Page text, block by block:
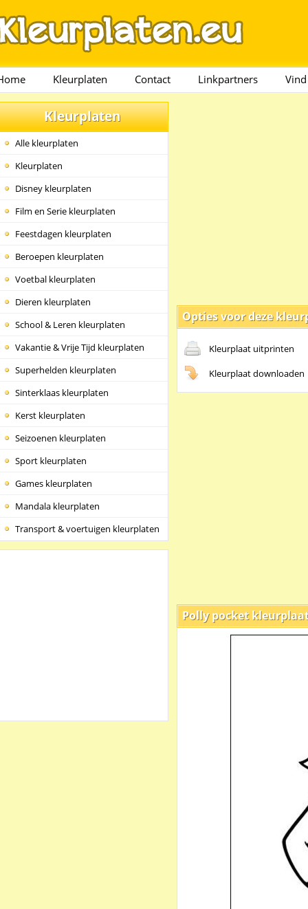
Kleurplaten Contact Linkpartners
Kleurplaten
Alle kleurplaten
Kleurplaten
Disney kleurplaten
Film en Serie kleurplaten
Feestdagen kleurplaten
Beroepen kleurplaten
Voetbal kleurplaten
Dieren kleurplaten
School & Leren kleurplaten
Vakantie & Vrije Tijd kleurplaten
Superhelden kleurplaten
Sinterklaas kleurplaten
Kerst kleurplaten
Seizoenen kleurplaten
Sport kleurplaten
Games kleurplaten
Mandala kleurplaten
Transport & voertuigen kleurplaten
Opties voor deze
Kleurplaat uitprinten
Kleurplaat downloaden
Polly pocket